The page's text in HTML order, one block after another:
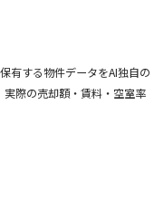
有する物件データをAI独自の
際の売却額・賃料・空室率